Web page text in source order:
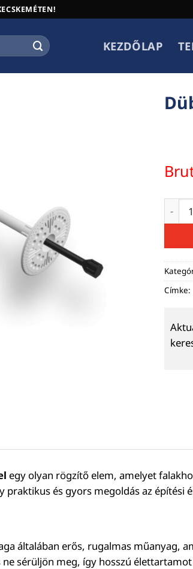
KEZDŐLAP
Címke:
egy olyan rögzítő elem, amelyet
praktikus és gyors megoldás az
általában erős, rugalmas műanyag,
sérüljön meg, így hosszú